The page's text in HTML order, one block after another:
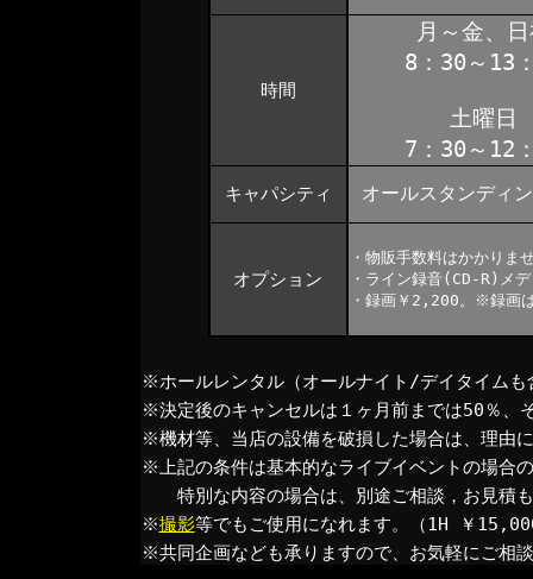
時間
月～金、
8：30～13
土曜日
7：30～12
キャパシティ オールスタンディ
オプション
・物販手数料はかかりま
・ライン録音(CD-R)メ
・録画￥2,200。※録画
※ホールレンタル（オールナイト/デイタイム
※決定後のキャンセルは１ヶ月前までは50％、
※機材等、当店の設備を破損した場合は、理由
※上記の条件は基本的なライブイベントの場合
特別な内容の場合は、別途ご相談，お見積も
※撮影等でもご使用になれます。（1H ￥
※共同企画なども承りますので、お気軽にご相